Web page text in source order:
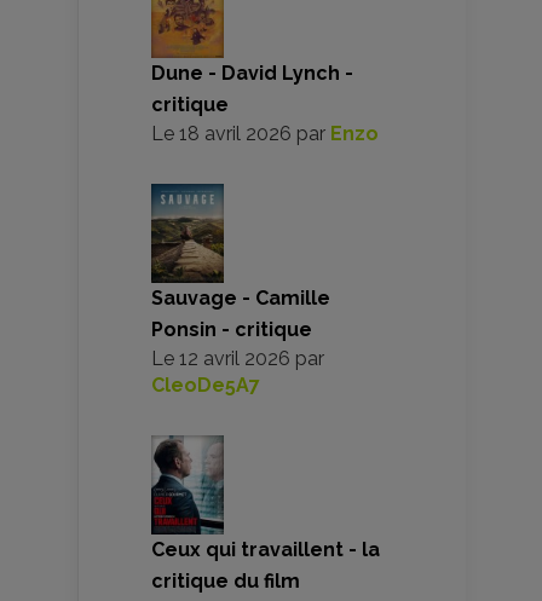
Dune - David Lynch -
critique
Le 18 avril 2026 par Enzo
Sauvage - Camille
Ponsin - critique
Le 12 avril 2026 par
CleoDe5A7
Ceux qui travaillent - la
critique du film